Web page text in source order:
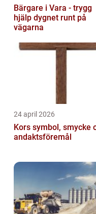
Bärgare i Vara - trygg
hjälp dygnet runt på
vägarna
24 april 2026
Kors symbol, smycke och
andaktsföremål